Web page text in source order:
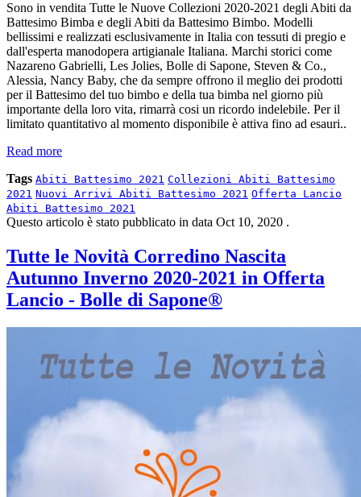
Sono in vendita Tutte le Nuove Collezioni 2020-2021 degli Abiti da
Battesimo Bimba e degli Abiti da Battesimo Bimbo. Modelli
bellissimi e realizzati esclusivamente in Italia con tessuti di pregio e
dall'esperta manodopera artigianale Italiana. Marchi storici come
Nazareno Gabrielli, Les Jolies, Bolle di Sapone, Steven & Co.,
Alessia, Nancy Baby, che da sempre offrono il meglio dei prodotti
per il Battesimo del tuo bimbo e della tua bimba nel giorno più
importante della loro vita, rimarrà cosi un ricordo indelebile. Per il
limitato quantitativo al momento disponibile è attiva fino ad esauri..
Read more
Tags Abiti Battesimo 2021 Collezioni Abiti Battesimo
2021 Nuovi Arrivi Abiti Battesimo 2021 Offerta Lancio
Abiti Battesimo 2021
Questo articolo è stato pubblicato in data Oct 10, 2020 .
Tutte le Novità Corredino Nascita
Autunno Inverno 2020-2021 in Offerta
Lancio - Bolle di Sapone®